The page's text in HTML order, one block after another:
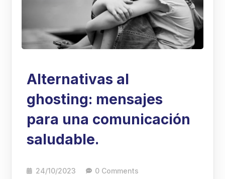
Alternativas al
ghosting: mensajes
para una comunicación
saludable.
24/10/2023 0 Comments